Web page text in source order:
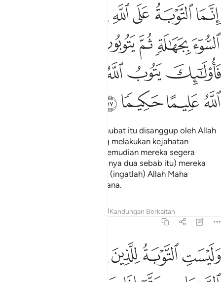
انما التوبة على الله للذين يعملون السوء بجهالة ثم يتوبون من قريب
إِنَّمَا ٱلتَّوْبَةُ عَلَى ٱللَّهِ لِلَّذِينَ يَعْمَلُونَ ٱلسُّوٓءَ بِجَهَـٰلَةٍۢ ثُمَّ يَتُوبُونَ
ﱪﱫ ﱬﱭﱮ
ﱰﱱﱲﱳ
ﱶﱷﱸ
ﱼﱽﱾﱿ
Sesungguhnya penerimaan taubat itu disanggup oleh Allah
hanya bagi orang-orang yang melakukan kejahatan
disebabkan (sifat) kejahilan kemudian mereka segera
bertaubat, maka (dengan adanya dua sebab itu) mereka
diterima Allah taubatnya; dan (ingatlah) Allah Maha
Mengetahui, lagi Maha Bijaksana.
Kandungan Berkaitan
وليست التوبة للذين يعملون السييات حتى اذا حضر احدهم الموت قال اني
وَلَيْسَتِ ٱلتَّوْبَةُ لِلَّذِينَ يَعْمَلُونَ ٱلسَّيِّـَٔاتِ حَتَّىٰٓ إِذَا حَضَرَ أَحَدَهُمُ ٱلْمَوْتُ
ﲀﲁﲂﲃ